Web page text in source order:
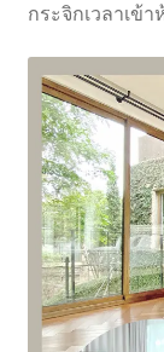
กระจิกเวลาเข้